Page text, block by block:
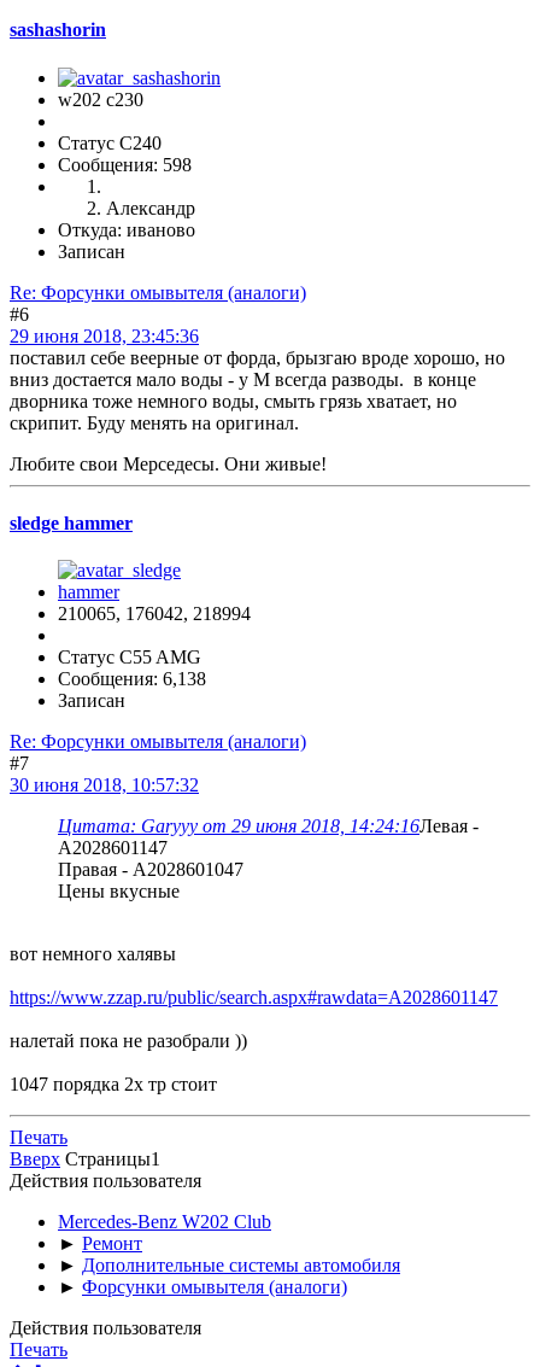
sashashorin
w202 c230
Статус C240
Сообщения: 598
Александр
Откуда: иваново
Записан
Re: Форсунки омывытеля (аналоги)
#6
29 июня 2018, 23:45:36
поставил себе веерные от форда, брызгаю вроде хорошо, но
вниз достается мало воды - у М всегда разводы. в конце
дворника тоже немного воды, смыть грязь хватает, но
скрипит. Буду менять на оригинал.
Любите свои Мерседесы. Они живые!
sledge hammer
210065, 176042, 218994
Статус C55 AMG
Сообщения: 6,138
Записан
Re: Форсунки омывытеля (аналоги)
#7
30 июня 2018, 10:57:32
Цитата: Garyyy от 29 июня 2018, 14:24:16Левая -
A2028601147
Правая - A2028601047
Цены вкусные
вот немного халявы
https://www.zzap.ru/public/search.aspx#rawdata=A2028601147
налетай пока не разобрали ))
1047 порядка 2х тр стоит
Печать
Вверх Страницы1
Действия пользователя
Mercedes-Benz W202 Club
► Ремонт
► Дополнительные системы автомобиля
► Форсунки омывытеля (аналоги)
Действия пользователя
Печать